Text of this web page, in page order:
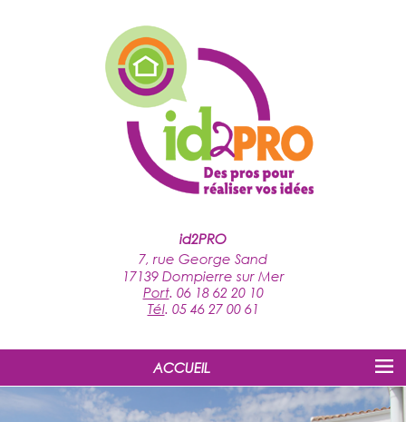
id2PRO
7, rue George Sand
17139 Dompierre sur Mer
Port. 06 18 62 20 10
Tél. 05 46 27 00 61
ACCUEIL